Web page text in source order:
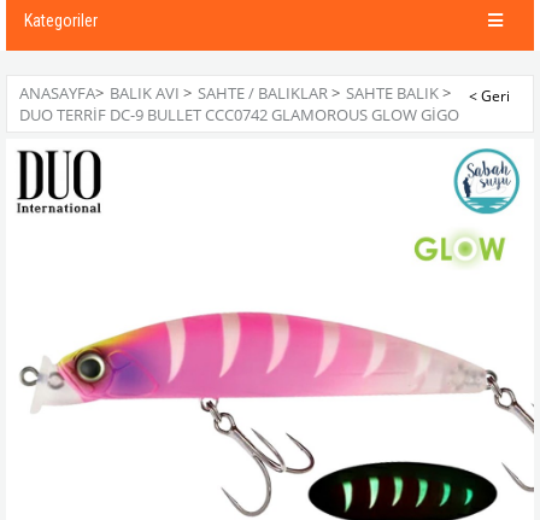
Kategoriler
ANASAYFA> BALIK AVI > SAHTE / BALIKLAR> SAHTE BALIK>
DUO TERRIF DC-9 BULLET CCC0742 GLAMOROUS GLOW GIGO